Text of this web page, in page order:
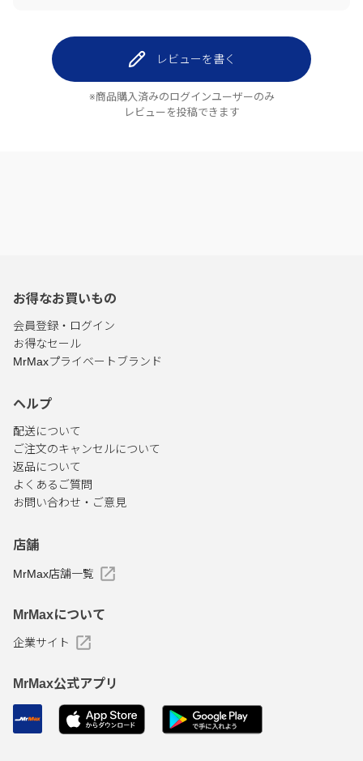
レビューを書く
※商品購入済みのログインユーザーのみ
レビューを投稿できます
お得なお買いもの
会員登録・ログイン
お得なセール
MrMaxプライベートブランド
ヘルプ
配送について
ご注文のキャンセルについて
返品について
よくあるご質問
お問い合わせ・ご意見
店舗
MrMax店舗一覧
MrMaxについて
企業サイト
MrMax公式アプリ